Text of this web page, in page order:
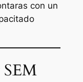
con un